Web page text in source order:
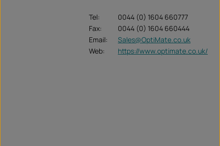
Tel:
0044 (0) 1604 660777
Fax:
0044 (0) 1604 660444
Email:
Sales@OptiMate.co.uk
Web:
https://www.optimate.co.uk/